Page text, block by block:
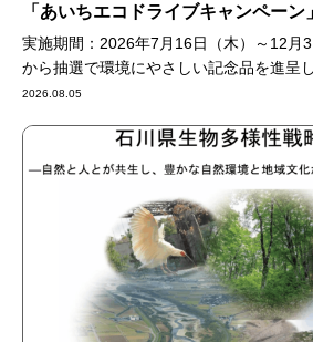
「あいちエコドライブキャンペーン
実施期間：2026年7月16日（木）～12月
から抽選で環境にやさしい記念品を進呈し
2026.08.05